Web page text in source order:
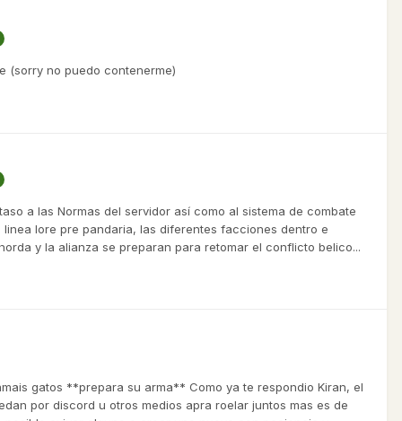
(sorry no puedo contenerme)
a las Normas del servidor así como al sistema de combate
lore pre pandaria, las diferentes facciones dentro e
y la alianza se preparan para retomar el conflicto belico...
gatos **prepara su arma** Como ya te respondio Kiran, el
por discord u otros medios apra roelar juntos mas es de